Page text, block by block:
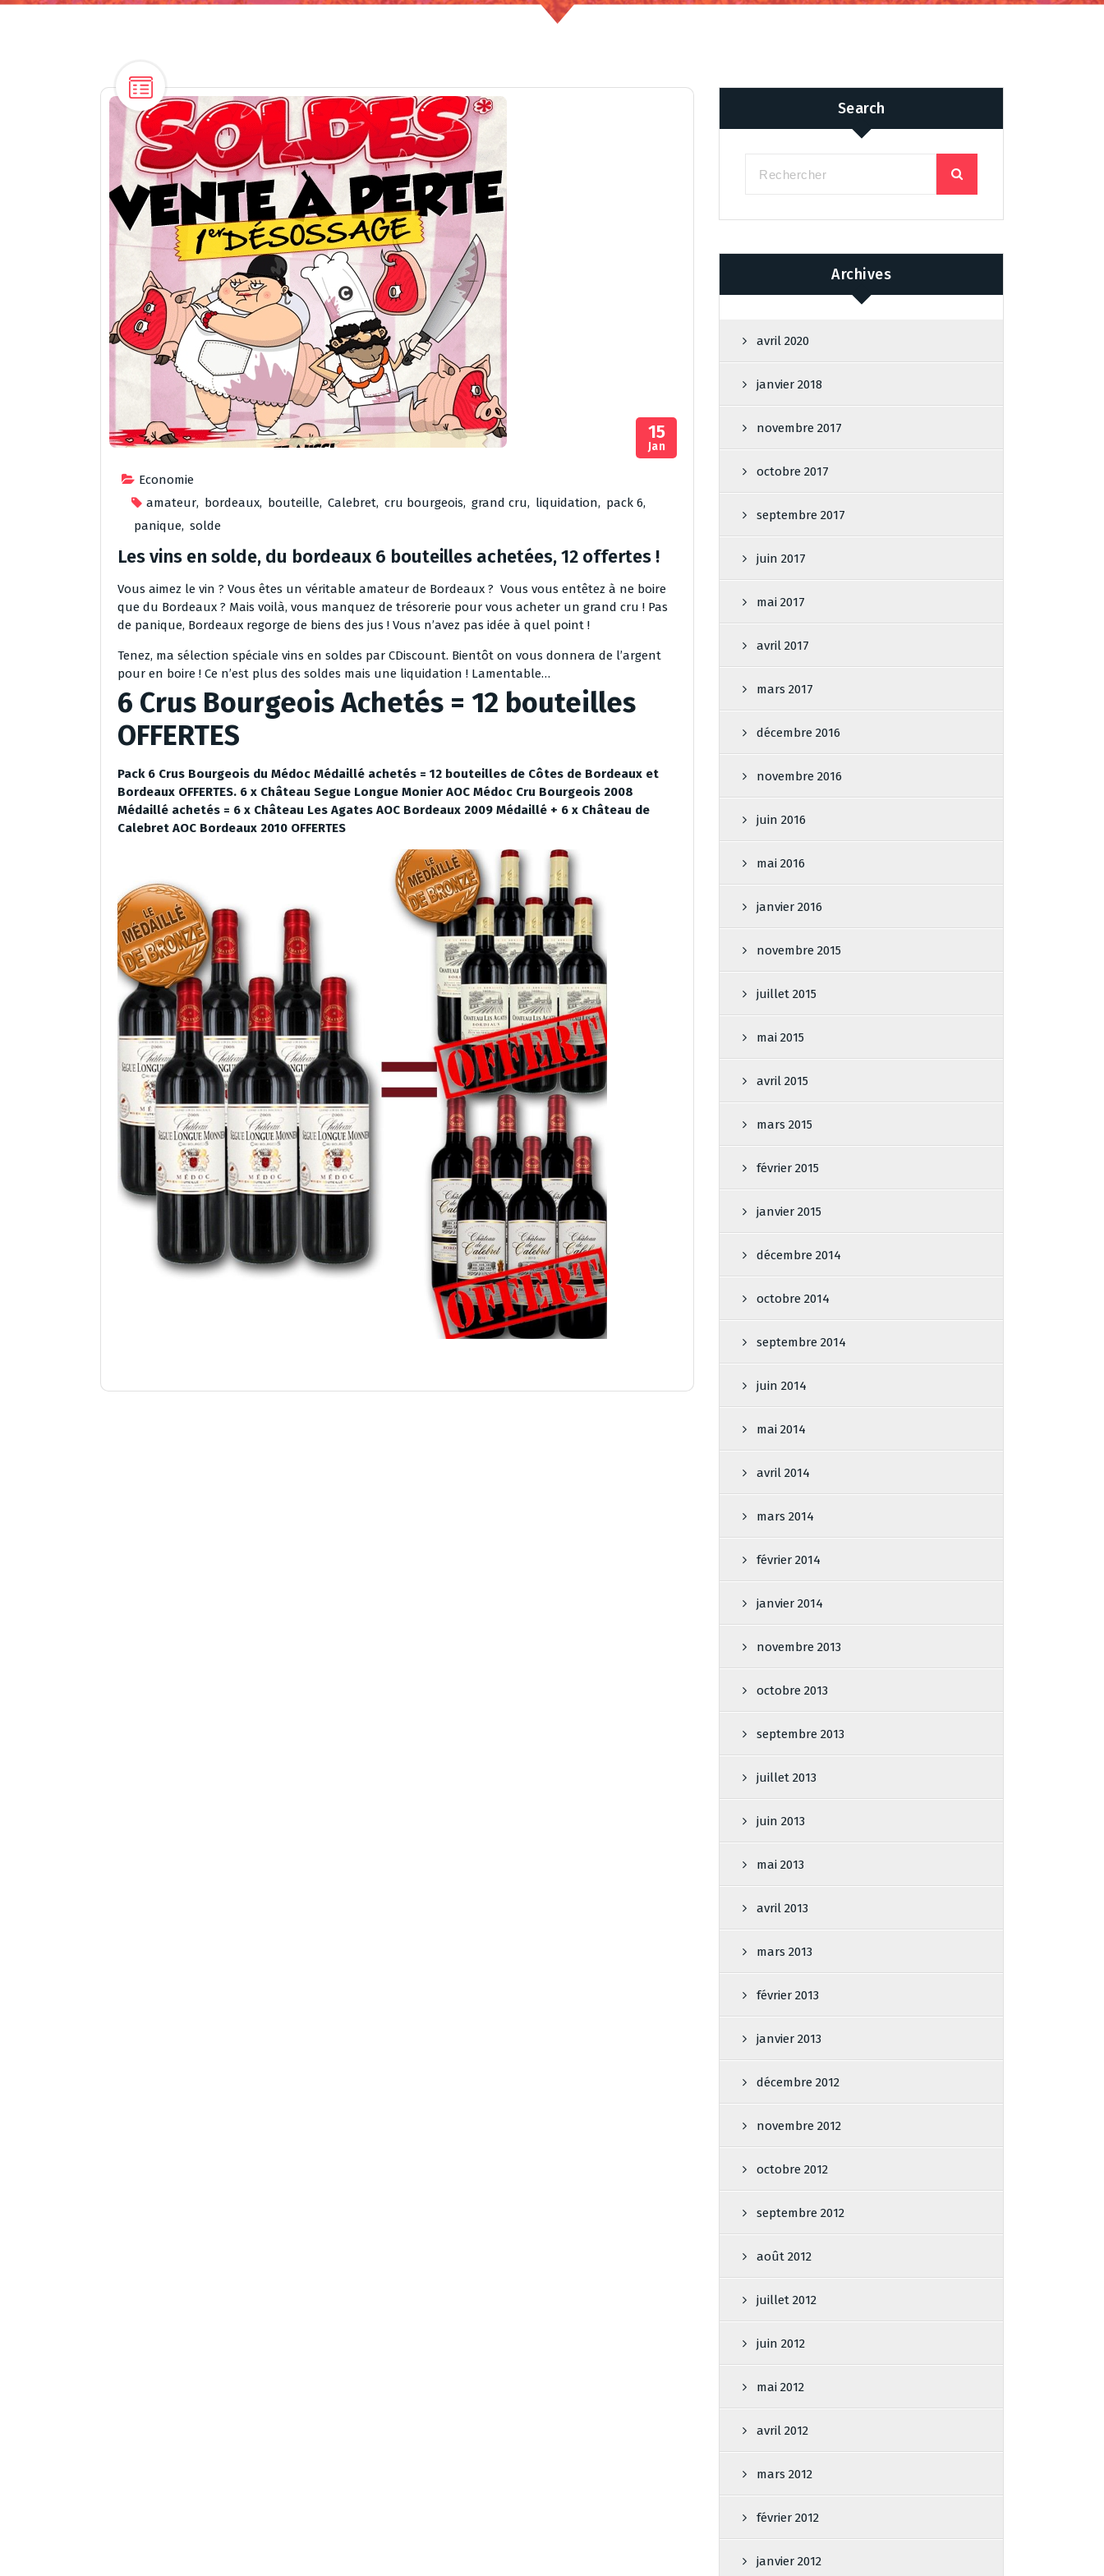
Economie
amateur, bordeaux, bouteille, Calebret, cru bourgeois, grand cru, liquidation, pack 6,
panique, solde
15
Jan
Les vins en solde, du bordeaux 6 bouteilles achetées, 12 offertes !
Vous aimez le vin ? Vous êtes un véritable amateur de Bordeaux ? Vous vous entêtez à ne boire
que du Bordeaux ? Mais voilà, vous manquez de trésorerie pour vous acheter un grand cru ! Pas
de panique, Bordeaux regorge de biens des jus ! Vous n’avez pas idée à quel point !
Tenez, ma sélection spéciale vins en soldes par CDiscount. Bientôt on vous donnera de l’argent
pour en boire ! Ce n’est plus des soldes mais une liquidation ! Lamentable…
6 Crus Bourgeois Achetés = 12 bouteilles
OFFERTES
Pack 6 Crus Bourgeois du Médoc Médaillé achetés = 12 bouteilles de Côtes de Bordeaux et
Bordeaux OFFERTES. 6 x Château Segue Longue Monier AOC Médoc Cru Bourgeois 2008
Médaillé achetés = 6 x Château Les Agates AOC Bordeaux 2009 Médaillé + 6 x Château de
Calebret AOC Bordeaux 2010 OFFERTES
Search
Archives
avril 2020
janvier 2018
novembre 2017
octobre 2017
septembre 2017
juin 2017
mai 2017
avril 2017
mars 2017
décembre 2016
novembre 2016
juin 2016
mai 2016
janvier 2016
novembre 2015
juillet 2015
mai 2015
avril 2015
mars 2015
février 2015
janvier 2015
décembre 2014
octobre 2014
septembre 2014
juin 2014
mai 2014
avril 2014
mars 2014
février 2014
janvier 2014
novembre 2013
octobre 2013
septembre 2013
juillet 2013
juin 2013
mai 2013
avril 2013
mars 2013
février 2013
janvier 2013
décembre 2012
novembre 2012
octobre 2012
septembre 2012
août 2012
juillet 2012
juin 2012
mai 2012
avril 2012
mars 2012
février 2012
janvier 2012